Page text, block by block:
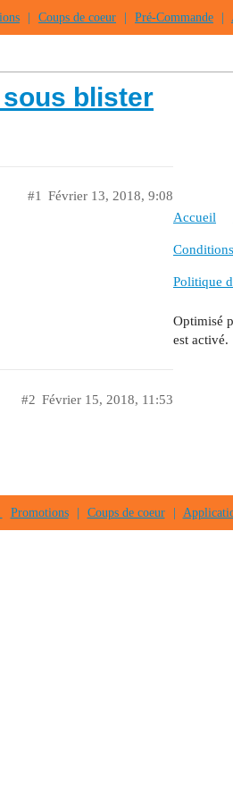
Coups de coeur Pré-Commande
sous blister
Février 13, 2018, 9:08
#1
Février 15, 2018, 11:53
#2
Accueil
Politique
Optimisé
est activé.
Promotions | Coups de coeur |